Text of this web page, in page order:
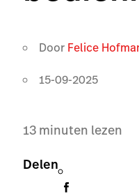
Door Felice
15-09-2025
13 minuten lezen
Delen